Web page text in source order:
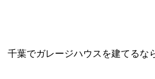
千葉でガレージハウスを建てる